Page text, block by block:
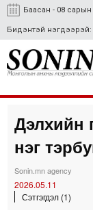
Баасан - 08 сарын
Бидэнтэй нэгдээрэй:
Дэлхийн
нэг
Sonin.mn agency
2026.05.11
Сэтгэгдэл (1)